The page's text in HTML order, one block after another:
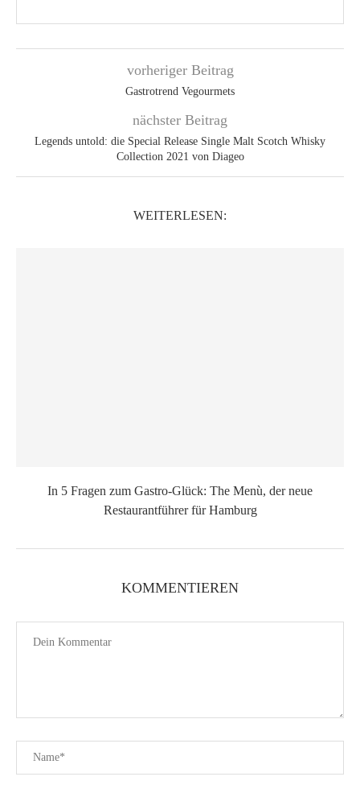
vorheriger Beitrag
Gastrotrend Vegourmets
nächster Beitrag
Legends untold: die Special Release Single Malt Scotch Whisky
Collection 2021 von Diageo
WEITERLESEN:
In 5 Fragen zum Gastro-Glück: The Menù, der neue
Restaurantführer für Hamburg
KOMMENTIEREN